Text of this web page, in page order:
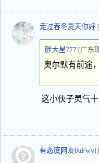
走过春冬夏天你好
胖大星777 [广东
奥尔默有前途
这小伙子灵气
有态度网友0uFwvl